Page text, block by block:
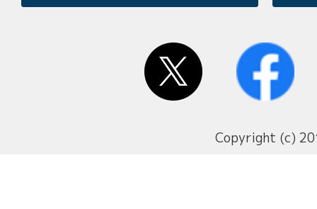
Copyright (c)